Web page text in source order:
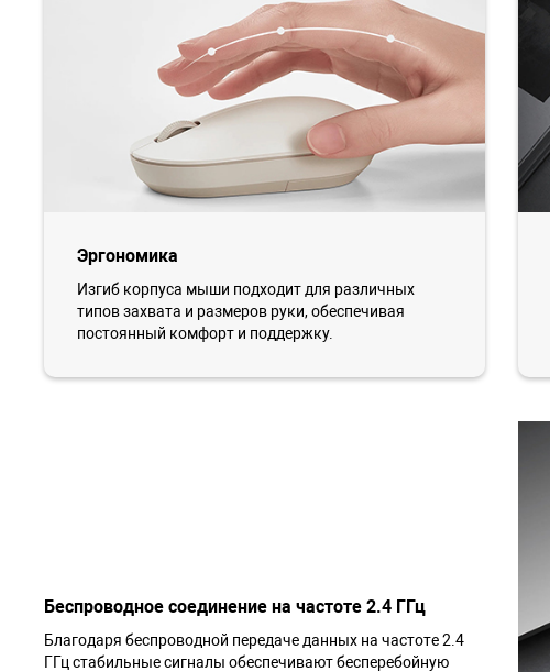
Эргономика
Изгиб корпуса мыши подходит для различных
типов захвата и размеров руки, обеспечивая
постоянный комфорт и поддержку.
Беспроводное соединение на частоте 2.4 ГГц
Благодаря беспроводной передаче данных на частоте 2.4
ГГц стабильные сигналы обеспечивают бесперебойную